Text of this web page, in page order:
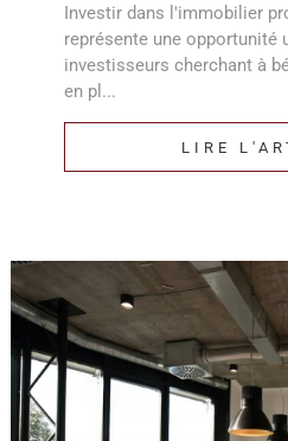
Investir dans l'immobilier
représente une opportunité
investisseurs cherchant à
en pl...
LIRE